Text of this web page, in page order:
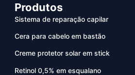
Produtos
Sistema de reparação capilar
Cera para cabelo em bastão
Creme protetor solar em stick
Retinol 0,5% em esqualano